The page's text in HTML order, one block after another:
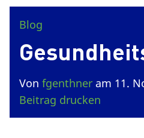
Blog
Von fgenthner am 11.
Beitrag drucken